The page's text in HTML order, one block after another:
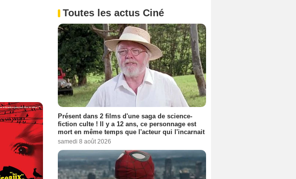
Toutes les actus Ciné
Présent dans 2 films d'une saga de science-
fiction culte ! Il y a 12 ans, ce personnage est
mort en même temps que l'acteur qui l'incarnait
samedi 8 août 2026